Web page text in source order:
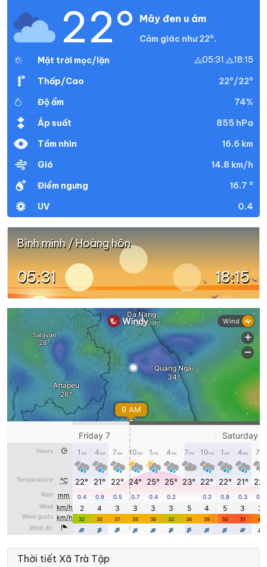
22° Mây đen u ám
Cảm giác như 22°.
Mặt trời mọc/lặn
05:31 18:15
Thấp/Cao
22°/22°
Độ ẩm
74%
Áp suất
855 hPa
Tầm nhìn
16.6 km
Gió
14.8 km/h
Điểm ngưng
16.7 °
UV
0.4
Bình minh / Hoàng hôn
05:31 18:15
Thời tiết Xã Trà Tập